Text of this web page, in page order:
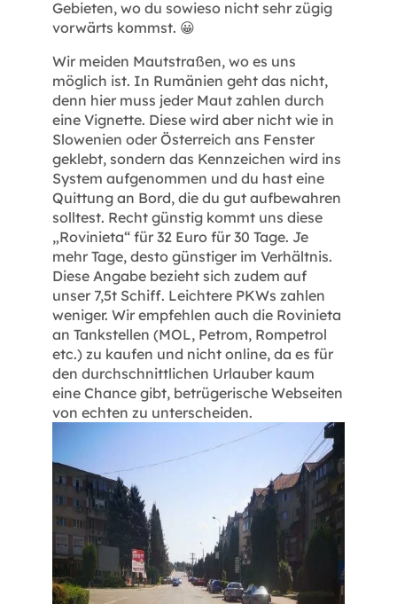
Gebieten, wo du sowieso nicht sehr zügig
vorwärts kommst. 😀
Wir meiden Mautstraßen, wo es uns
möglich ist. In Rumänien geht das nicht,
denn hier muss jeder Maut zahlen durch
eine Vignette. Diese wird aber nicht wie in
Slowenien oder Österreich ans Fenster
geklebt, sondern das Kennzeichen wird ins
System aufgenommen und du hast eine
Quittung an Bord, die du gut aufbewahren
solltest. Recht günstig kommt uns diese
„Rovinieta“ für 32 Euro für 30 Tage. Je
mehr Tage, desto günstiger im Verhältnis.
Diese Angabe bezieht sich zudem auf
unser 7,5t Schiff. Leichtere PKWs zahlen
weniger. Wir empfehlen auch die Rovinieta
an Tankstellen (MOL, Petrom, Rompetrol
etc.) zu kaufen und nicht online, da es für
den durchschnittlichen Urlauber kaum
eine Chance gibt, betrügerische Webseiten
von echten zu unterscheiden.